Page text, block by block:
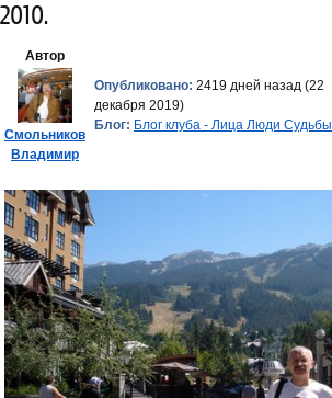
2010.
Автор
Смольников
Владимир
Опубликовано: 2419 дней назад (22
декабря 2019)
Блог: Блог клуба - Лица Люди Судьбы